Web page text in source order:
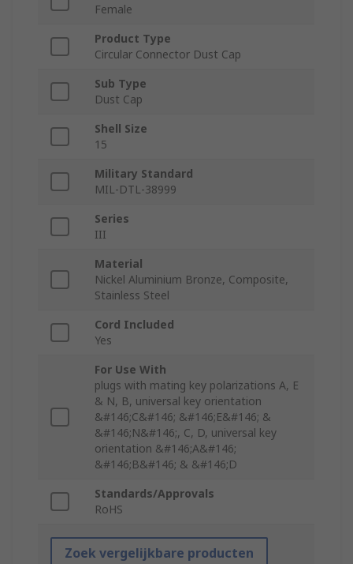
Female
Product Type
Circular Connector Dust Cap
Sub Type
Dust Cap
Shell Size
15
Military Standard
MIL-DTL-38999
Series
III
Material
Nickel Aluminium Bronze, Composite,
Stainless Steel
Cord Included
Yes
For Use With
plugs with mating key polarizations A, E
& N, B, universal key orientation
&#146;C&#146; &#146;E&#146; &
&#146;N&#146;, C, D, universal key
orientation &#146;A&#146;
&#146;B&#146; & &#146;D
Standards/Approvals
RoHS
Zoek vergelijkbare producten